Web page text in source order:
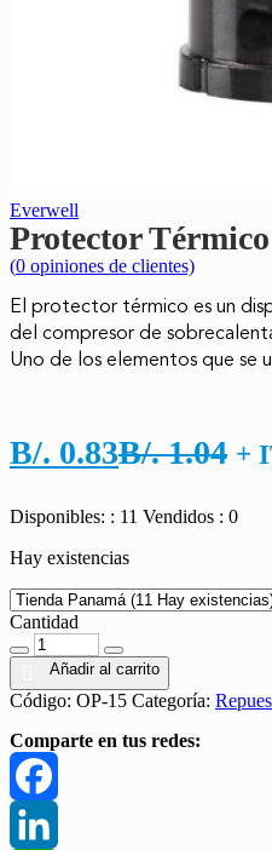
Everwell
Protector
(0 opiniones de clientes)
El protector térmico es un
del compresor de
Uno de los elementos que se
B/. 0.83El
actual
es:
B/. 0.83.
B/.1.04 El
B/
+
Disponibles: : 11 Vendidos : 0
Hay existencias
Cantidad
Añadir al carrito
Código: OP-15 Categoría:
Comparte en tus redes:
Facebook